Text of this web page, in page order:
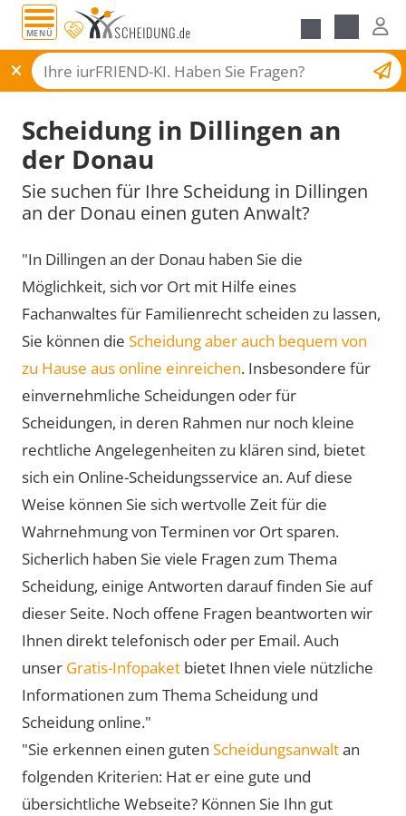
MENÜ
Scheidungsantrag
Scheidung in Dillingen an
der Donau
Sie suchen für Ihre Scheidung in Dillingen
an der Donau einen guten Anwalt?
"In Dillingen an der Donau haben Sie die
Möglichkeit, sich vor Ort mit Hilfe eines
Fachanwaltes für Familienrecht scheiden zu lassen,
Sie können die Scheidung aber auch bequem von
zu Hause aus online einreichen. Insbesondere für
einvernehmliche Scheidungen oder für
Scheidungen, in deren Rahmen nur noch kleine
rechtliche Angelegenheiten zu klären sind, bietet
sich ein Online-Scheidungsservice an. Auf diese
Weise können Sie sich wertvolle Zeit für die
Wahrnehmung von Terminen vor Ort sparen.
Sicherlich haben Sie viele Fragen zum Thema
Scheidung, einige Antworten darauf finden Sie auf
dieser Seite. Noch offene Fragen beantworten wir
Ihnen direkt telefonisch oder per Email. Auch
unser Gratis-Infopaket bietet Ihnen viele nützliche
Informationen zum Thema Scheidung und
Scheidung online."
"Sie erkennen einen guten Scheidungsanwaltan
folgenden Kriterien: Hat er eine gute und
übersichtliche Webseite? Können Sie Ihn gut